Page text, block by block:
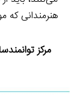
هنرمندانی که